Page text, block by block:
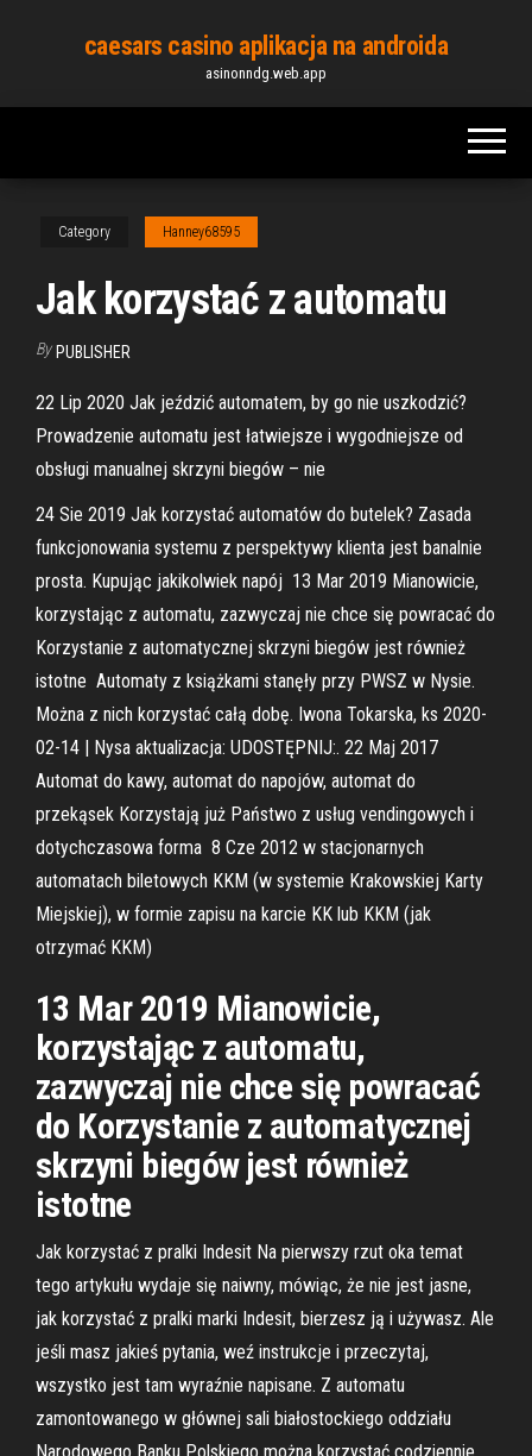
content
caesars casino aplikacja na androida
asinonndg.web.app
Category Hanney68595
Jak korzystać z automatu
By PUBLISHER
22 Lip 2020 Jak jeździć automatem, by go nie uszkodzić?
Prowadzenie automatu jest łatwiejsze i wygodniejsze od
obsługi manualnej skrzyni biegów – nie
24 Sie 2019 Jak korzystać automatów do butelek? Zasada
funkcjonowania systemu z perspektywy klienta jest banalnie
prosta. Kupując jakikolwiek napój 13 Mar 2019 Mianowicie,
korzystając z automatu, zazwyczaj nie chce się powracać do
Korzystanie z automatycznej skrzyni biegów jest również
istotne Automaty z książkami stanęły przy PWSZ w Nysie.
Można z nich korzystać całą dobę. Iwona Tokarska, ks 2020-
02-14 | Nysa aktualizacja: UDOSTĘPNIJ:. 22 Maj 2017
Automat do kawy, automat do napojów, automat do
przekąsek Korzystają już Państwo z usług vendingowych i
dotychczasowa forma 8 Cze 2012 w stacjonarnych
automatach biletowych KKM (w systemie Krakowskiej Karty
Miejskiej), w formie zapisu na karcie KK lub KKM (jak
otrzymać KKM)
13 Mar 2019 Mianowicie,
korzystając z automatu,
zazwyczaj nie chce się powracać
do Korzystanie z automatycznej
skrzyni biegów jest również
istotne
Jak korzystać z pralki Indesit Na pierwszy rzut oka temat
tego artykułu wydaje się naiwny, mówiąc, że nie jest jasne,
jak korzystać z pralki marki Indesit, bierzesz ją i używasz. Ale
jeśli masz jakieś pytania, weź instrukcje i przeczytaj,
wszystko jest tam wyraźnie napisane. Z automatu
zamontowanego w głównej sali białostockiego oddziału